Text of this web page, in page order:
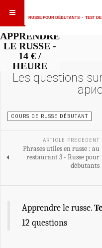
RUSSE POUR DÉBUTANTS - TEST
APPRENDRE
LE RUSSE -
14 € /
HEURE
Les questions
COURS DE RUSSE DÉBUTANT
ARTICLE PRECEDENT
Phrases utiles en russe : au
restaurant 3 - Russe pour
débutants
Apprendre le russe.
12 questions